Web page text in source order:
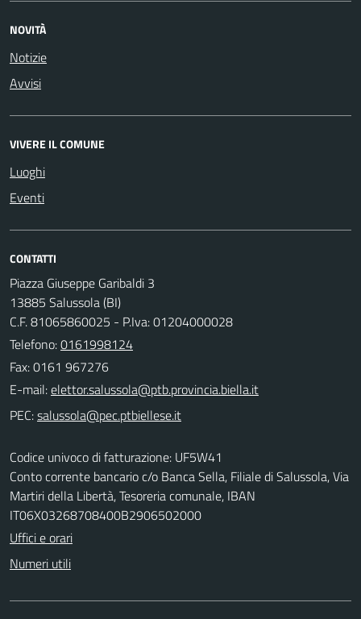
NOVITÀ
Notizie
Avvisi
VIVERE IL COMUNE
Luoghi
Eventi
CONTATTI
Piazza Giuseppe Garibaldi 3
13885 Salussola (BI)
C.F. 81065860025 - P.Iva: 01204000028
Telefono:0161998124
Fax: 0161 967276
E-mail:
PEC:
Codice univoco di fatturazione: UF5W41
Conto corrente bancario c/o Banca Sella, Filiale di Salussola, Via
Martiri della Libertà, Tesoreria comunale, IBAN
IT06X03268708400B2906502000
Uffici e orari
Numeri utili